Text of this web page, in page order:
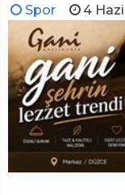
Spor 4